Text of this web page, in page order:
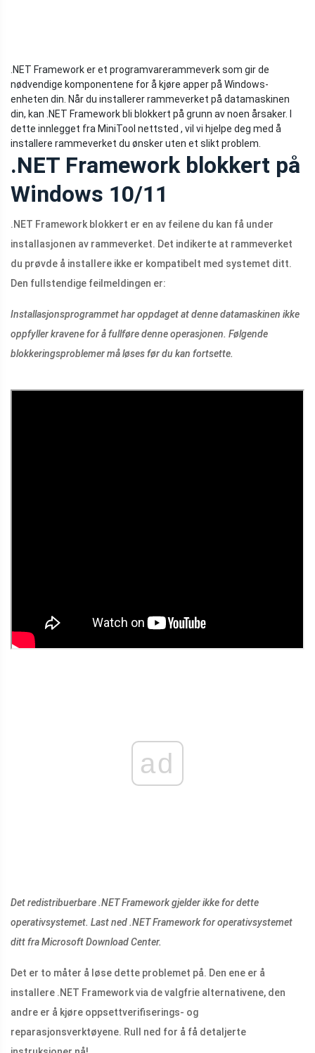
.NET Framework er et programvarerammeverk som gir de
nødvendige komponentene for å kjøre apper på Windows-
enheten din. Når du installerer rammeverket på datamaskinen
din, kan .NET Framework bli blokkert på grunn av noen årsaker. I
dette innlegget fra MiniTool nettsted , vil vi hjelpe deg med å
installere rammeverket du ønsker uten et slikt problem.
.NET Framework blokkert på
Windows 10/11
.NET Framework blokkert er en av feilene du kan få under
installasjonen av rammeverket. Det indikerte at rammeverket
du prøvde å installere ikke er kompatibelt med systemet ditt.
Den fullstendige feilmeldingen er:
Installasjonsprogrammet har oppdaget at denne datamaskinen ikke
oppfyller kravene for å fullføre denne operasjonen. Følgende
blokkeringsproblemer må løses før du kan fortsette.
ad
Det redistribuerbare .NET Framework gjelder ikke for dette
operativsystemet. Last ned .NET Framework for operativsystemet
ditt fra Microsoft Download Center.
Det er to måter å løse dette problemet på. Den ene er å
installere .NET Framework via de valgfrie alternativene, den
andre er å kjøre oppsettverifiserings- og
reparasjonsverktøyene. Rull ned for å få detaljerte